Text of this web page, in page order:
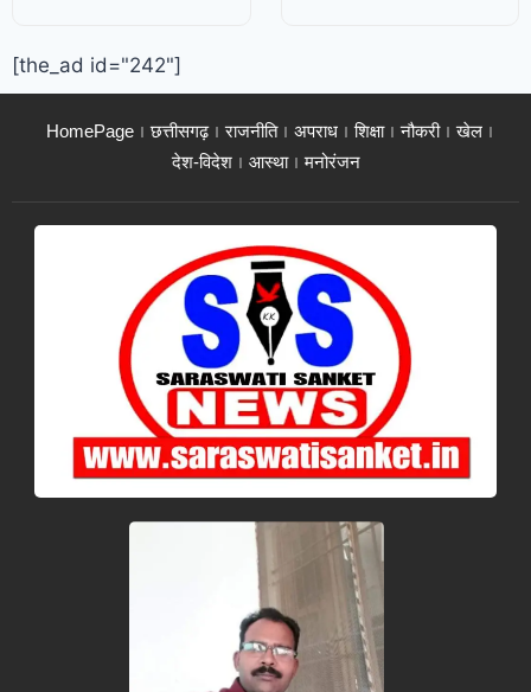
[the_ad id="242"]
HomePage छत्तीसगढ़ राजनीति अपराध शिक्षा नौकरी
खेल
देश-विदेश
आस्था मनोरंजन